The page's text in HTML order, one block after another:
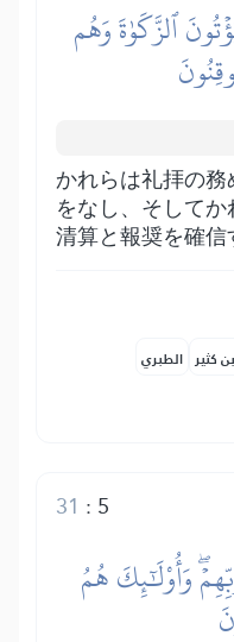
ٱلزَّكَوٰةَ وَهُم
かれらは礼拝の務
をなし、そして
清算と報奨を確信
كثير الطبري
5
:
31
وَأُوْلَٰٓئِكَ هُمُ